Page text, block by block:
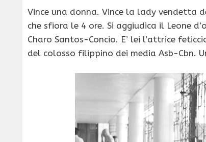
Vince una donna. Vince la lady vendetta
che sfiora le 4 ore. Si aggiudica il Leone
Charo Santos-Concio. E’ lei l’attrice
del colosso filippino dei media Asb-Cbn.